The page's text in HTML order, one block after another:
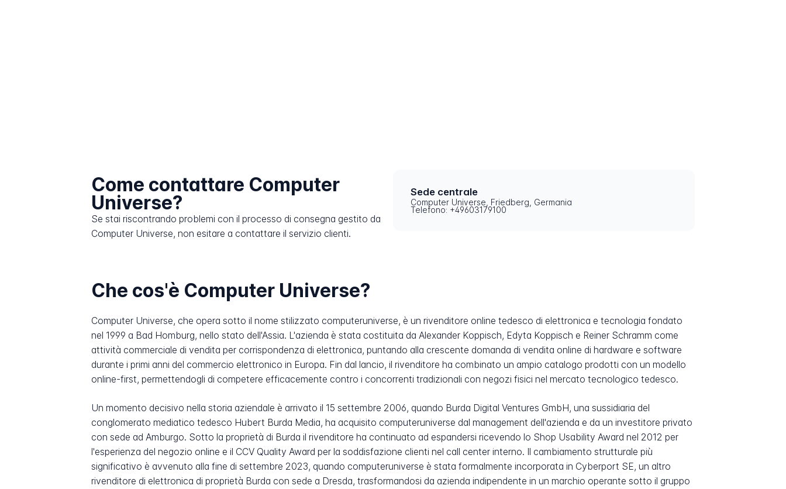
Come contattare Computer
Universe?
Se stai riscontrando problemi con il processo di consegna gestito da
Computer Universe, non esitare a contattare il servizio clienti.
Sede centrale
Computer Universe, Friedberg, Germania
Telefono: +49603179100
Che cos'è Computer Universe?
Computer Universe, che opera sotto il nome stilizzato computeruniverse, è un rivenditore online tedesco di elettronica e tecnologia fondato
nel 1999 a Bad Homburg, nello stato dell'Assia. L'azienda è stata costituita da Alexander Koppisch, Edyta Koppisch e Reiner Schramm come
attività commerciale di vendita per corrispondenza di elettronica, puntando alla crescente domanda di vendita online di hardware e software
durante i primi anni del commercio elettronico in Europa. Fin dal lancio, il rivenditore ha combinato un ampio catalogo prodotti con un modello
online-first, permettendogli di competere efficacemente contro i concorrenti tradizionali con negozi fisici nel mercato tecnologico tedesco.
Un momento decisivo nella storia aziendale è arrivato il 15 settembre 2006, quando Burda Digital Ventures GmbH, una sussidiaria del
conglomerato mediatico tedesco Hubert Burda Media, ha acquisito computeruniverse dal management dell'azienda e da un investitore privato
con sede ad Amburgo. Sotto la proprietà di Burda il rivenditore ha continuato ad espandersi ricevendo lo Shop Usability Award nel 2012 per
l'esperienza del negozio online e il CCV Quality Award per la soddisfazione clienti nel call center interno. Il cambiamento strutturale più
significativo è avvenuto alla fine di settembre 2023, quando computeruniverse è stata formalmente incorporata in Cyberport SE, un altro
rivenditore di elettronica di proprietà Burda con sede a Dresda, trasformandosi da azienda indipendente in un marchio operante sotto il gruppo